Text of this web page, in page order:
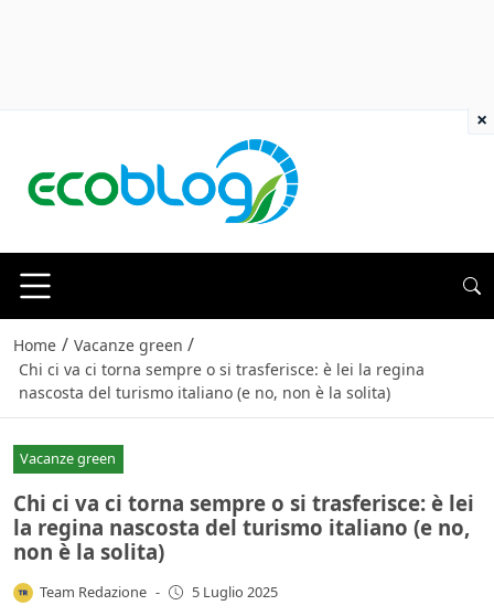
Home / Vacanze green /
Chi ci va ci torna sempre o si trasferisce: è lei la regina
nascosta del turismo italiano (e no, non è la solita)
Vacanze green
Chi ci va ci torna sempre o si trasferisce: è lei
la regina nascosta del turismo italiano (e no,
non è la solita)
Team Redazione - 5 Luglio 2025
×